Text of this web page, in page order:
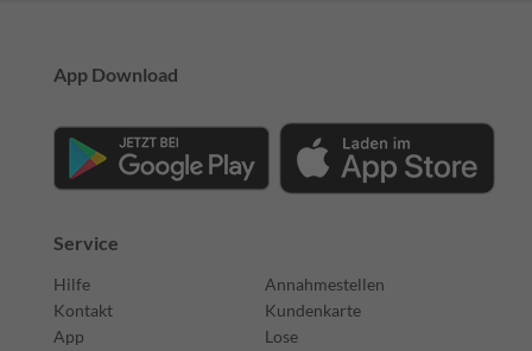
App Download
Service
Hilfe
Kontakt
App
Annahmestellen
Kundenkarte
Lose